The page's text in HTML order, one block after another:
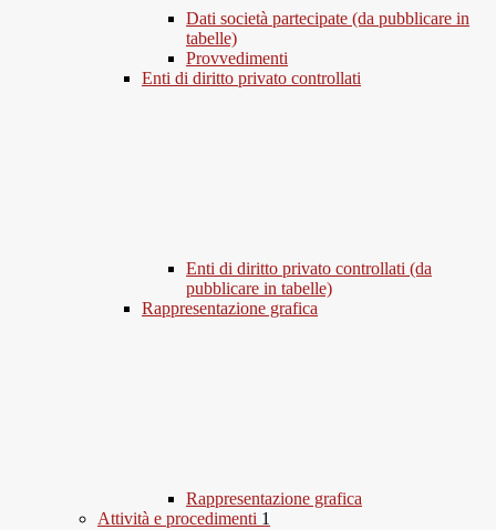
Dati società partecipate (da pubblicare in
tabelle)
Provvedimenti
Enti di diritto privato controllati
Enti di diritto privato controllati (da
pubblicare in tabelle)
Rappresentazione grafica
Rappresentazione grafica
Attività e procedimenti 1